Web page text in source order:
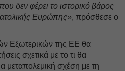
δεν φέρει το ιστορικό βάρος
Ευρώπης», πρόσθεσε ο
Εξωτερικών της ΕΕ θα
σχετικά με το τι θα
μεταπολεμική σχέση με τη